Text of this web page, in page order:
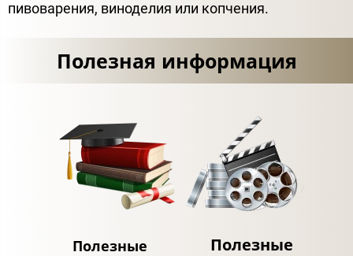
пивоварения, виноделия или копчения.
Полезная информация
Полезные
Полезные